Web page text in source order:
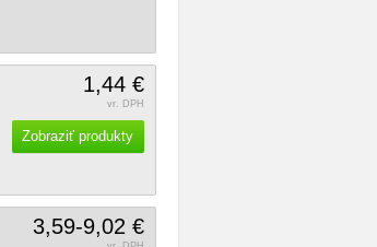
1,44 €
vr. DPH
Zobraziť produkty
3,59-9,02 €